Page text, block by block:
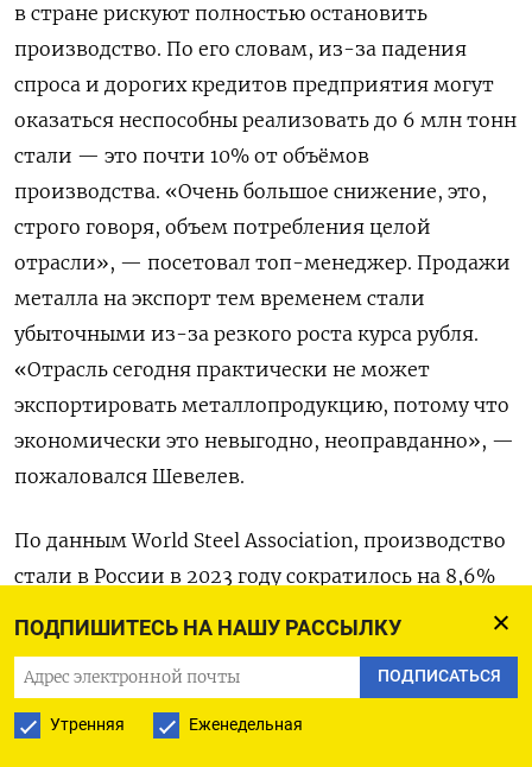
ПОДПИШИТЕСЬ НА НАШУ РАССЫЛКУ
ПОДПИСАТЬСЯ
Утренняя Еженедельная
в стране рискуют полностью остановить
производство. По его словам, из-за падения
спроса и дорогих кредитов предприятия могут
оказаться неспособны реализовать до 6 млн тонн
стали — это почти 10% от объёмов
производства. «Очень большое снижение, это,
строго говоря, объем потребления целой
отрасли», — посетовал топ-менеджер. Продажи
металла на экспорт тем временем стали
убыточными из-за резкого роста курса рубля.
«Отрасль сегодня практически не может
экспортировать металлопродукцию, потому что
экономически это невыгодно, неоправданно», —
пожаловался Шевелев.
По данным World Steel Association, производство
стали в России в 2023 году сократилось на 8,6%
— это худший результат среди всех крупнейших
году сократился на 8%, следует из данных
ассоциации «Русская сталь». Потребление на